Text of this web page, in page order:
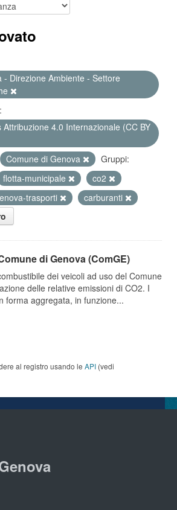
- Direzione Ambiente - Settore
4.0 Internazionale (CC BY
Comune di Genova
Gruppi:
flotta-municipale
co2
trasporti
carburanti
di Genova (ComGE)
dei veicoli ad uso del Comune
delle relative emissioni di CO2. I
forma aggregata, in funzione...
al registro usando le API (vedi